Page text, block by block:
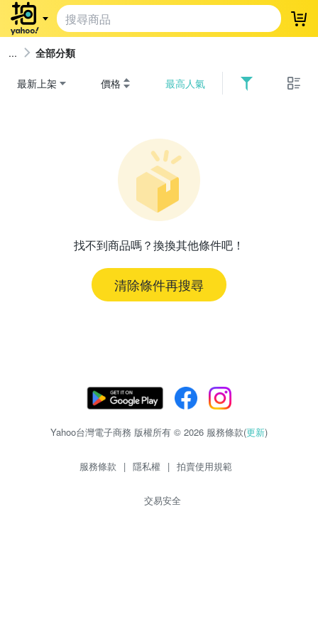
登
全部分類
最新上架 價格 最高人氣
找不到商品嗎？換換其他條件吧！
清除條件再搜尋
Yahoo台灣電子商務 版權所有 © 2026 服務條款(更新)
服務條款 | 隱私權 | 拍賣使用規範
交易安全